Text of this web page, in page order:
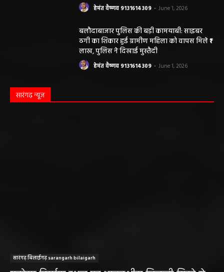
हेमंत वैष्णव 9131614309 - June 1, 2026
बलौदाबाजार पुलिस की बड़ी कामयाबी: साइबर
ठगी का शिकार हुई ग्रामीण महिला को वापस मिले ₹1
लाख, पुलिस ने दिखाई मुस्तैदी
हेमंत वैष्णव 9131614309 - June 1, 2026
सारंगढ़ न्यूज़
सारंगढ़ बिलाईगढ़ sarangarh bilaigarh